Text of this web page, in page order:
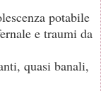
potabile
e traumi da
quasi banali,